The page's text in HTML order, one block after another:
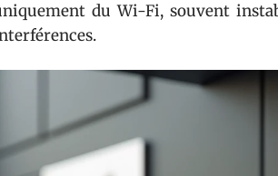
du Wi-Fi, souvent